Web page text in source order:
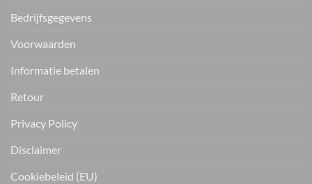
Bedrijfsgegevens
Voorwaarden
Informatie betalen
Retour
Privacy Policy
Disclaimer
Cookiebeleid (EU)